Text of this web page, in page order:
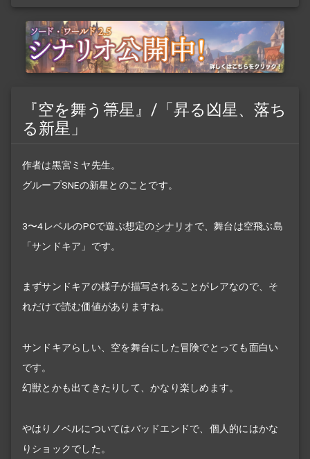
『空を舞う箒星』/「昇る凶星、落ち
る新星」
作者は黒宮ミヤ先生。
グループSNEの新星とのことです。
3〜4レベルのPCで遊ぶ想定のシナリオで、舞台は空飛ぶ島
「サンドキア」です。
まずサンドキアの様子が描写されることがレアなので、そ
れだけで読む価値がありますね。
サンドキアらしい、空を舞台にした冒険でとっても面白い
です。
幻獣とかも出てきたりして、かなり楽しめます。
やはりノベルについてはバッドエンドで、個人的にはかな
りショックでした。